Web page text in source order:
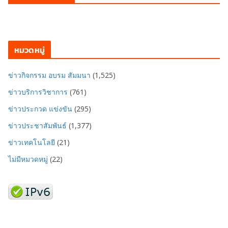
หมวดหมู่
ข่าวกิจกรรม อบรม สัมมนา (1,525)
ข่าวบริการวิชาการ (761)
ข่าวประกวด แข่งขัน (295)
ข่าวประชาสัมพันธ์ (1,377)
ข่าวเทคโนโลยี (21)
ไม่มีหมวดหมู่ (22)